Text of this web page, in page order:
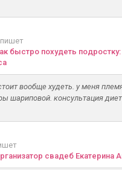
пишет
быстро похудеть подростку:
вообще худеть. у меня
шариповой. консультация
свадеб Екатерина